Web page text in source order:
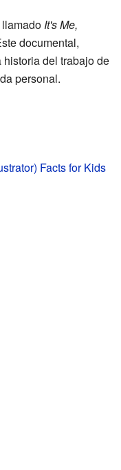
It's Me,
documental,
historia del trabajo de
personal.
Facts for Kids